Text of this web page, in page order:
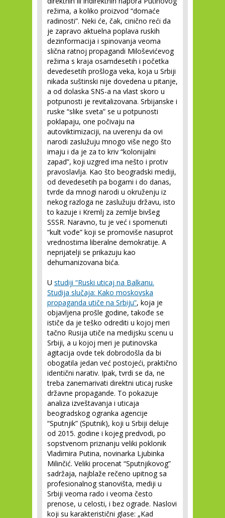
režima, a koliko proizvod “domaće
radinosti”. Neki će, čak, cinično reći da
je zapravo aktuelna poplava ruskih
dezinformacija i spinovanja veoma
slična ratnoj propagandi Miloševićevog
režima s kraja osamdesetih i početka
devedesetih prošloga veka, koja u Srbiji
nikada suštinski nije dovedena u pitanje,
a od dolaska SNS-a na vlast skoro u
potpunosti je revitalizovana. Srbijanske i
ruske “slike sveta” se u potpunosti
poklapaju, one počivaju na
autoviktimizaciji, na uverenju da ovi
narodi zaslužuju mnogo više nego što
imaju i da je za to kriv “kolonijalni
zapad”, koji uzgred ima nešto i protiv
pravoslavlja. Kao što beogradski mediji,
od devedesetih pa bogami i do danas,
tvrde da mnogi narodi u okruženju iz
nekog razloga ne zaslužuju državu, isto
to kazuje i Kremlj za zemlje bivšeg
SSSR. Naravno, tu je već i spomenuti
“kult vođe” koji se promoviše nasuprot
vrednostima liberalne demokratije. A
neprijatelji se prikazuju kao
dehumanizovana bića.
U studiji “Ruski uticaj na Balkanu.
Studija slučaja: Kako moskovska
propaganda utiče na Srbiju”, koja je
objavljena prošle godine, takođe se
ističe da je teško odrediti u kojoj meri
tačno Rusija utiče na medijsku scenu u
Srbiji, a u kojoj meri je putinovska
agitacija ovde tek dobrodošla da bi
obogatila jedan već postojeći, praktično
identični narativ. Ipak, tvrdi se da, ne
treba zanemarivati direktni uticaj ruske
državne propagande. To pokazuje
analiza izveštavanja i uticaja
beogradskog ogranka agencije
“Sputnjik” (Sputnik), koji u Srbiji deluje
od 2015. godine i kojeg predvodi, po
sopstvenom priznanju veliki poklonik
Vladimira Putina, novinarka Ljubinka
Milinčić. Veliki procenat “Sputnjikovog”
sadržaja, najblaže rečeno upitnog sa
profesionalnog stanovišta, mediji u
Srbiji veoma rado i veoma često
prenose, u celosti, i bez ograde. Naslovi
koji su karakteristični glase: „Kad